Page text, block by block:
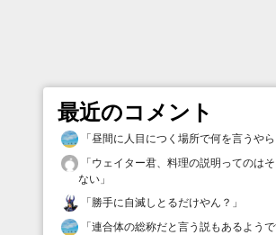
最近のコメント
「昼間に人目につく場所で何を言うやら
「ウェイター君、料理の説明ってのは
ない 」
「勝手に自滅しとるだけやん？ 」
「連合体の総称だと言う説もあるよう